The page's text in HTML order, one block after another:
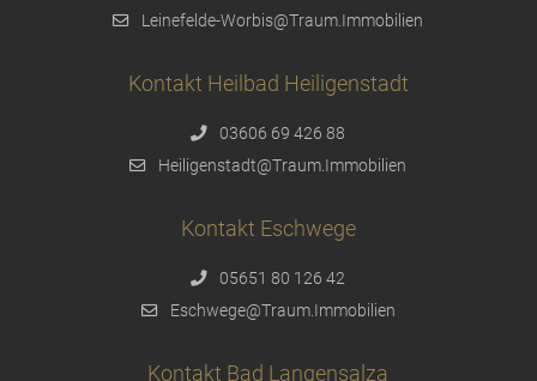
Leinefelde-Worbis@Traum.Immobilien
Kontakt Heilbad Heiligenstadt
03606 69 426 88
Heiligenstadt@Traum.Immobilien
Kontakt Eschwege
05651 80 126 42
Eschwege@Traum.Immobilien
Kontakt Bad Langensalza